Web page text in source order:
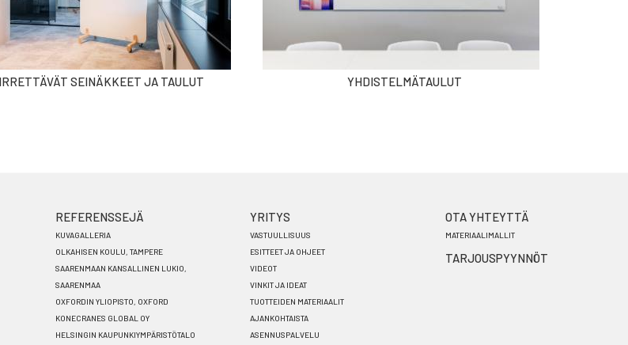
SEINÄKKEET JA TAULUT YHDISTELMÄTAULUT
REFERENSSEJÄ
KUVAGALLERIA
OLKAHISEN KOULU, TAMPERE
SAARENMAAN KANSALLINEN LUKIO,
SAARENMAA
OXFORDIN YLIOPISTO, OXFORD
KONECRANES GLOBAL OY
HELSINGIN KAUPUNKIYMPÄRISTÖTALO
YRITYS
VASTUULLISUUS
ESITTEET JA OHJEET
VIDEOT
VINKIT JA IDEAT
TUOTTEIDEN MATERIAALIT
AJANKOHTAISTA
ASENNUSPALVELU
OTA YHTEYTTÄ
MATERIAALIMALLIT
TARJOUSPYYNNÖT